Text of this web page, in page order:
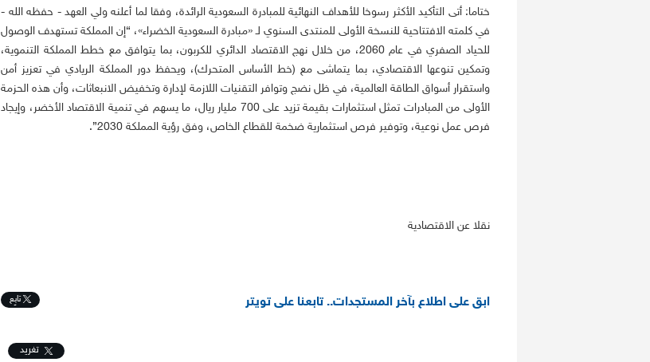
ختاما: أتى التأكيد الأكثر رسوخا للأهداف النهائية للمبادرة السعودية الرائدة، وفقا لما أعلنه ولي العهد - حفظه الله -
في كلمته الافتتاحية للنسخة الأولى للمنتدى السنوي لـ «مبادرة السعودية الخضراء»، “إن المملكة تستهدف الوصول
للحياد الصفري في عام 2060، من خلال نهج الاقتصاد الدائري للكربون، بما يتوافق مع خطط المملكة التنموية،
وتمكين تنوعها الاقتصادي، بما يتماشى مع (خط الأساس المتحرك)، ويحفظ دور المملكة الريادي في تعزيز أمن
واستقرار أسواق الطاقة العالمية، في ظل نضج وتوافر التقنيات اللازمة لإدارة وتخفيض الانبعاثات، وأن هذه الحزمة
الأولى من المبادرات تمثل استثمارات بقيمة تزيد على 700 مليار ريال، ما يسهم في تنمية الاقتصاد الأخضر، وإيجاد
فرص عمل نوعية، وتوفير فرص استثمارية ضخمة للقطاع الخاص، وفق رؤية المملكة 2030”.
نقلا عن الاقتصادية
ابق على اطلاع بآخر المستجدات.. تابعنا على تويتر تابِع
تغريد